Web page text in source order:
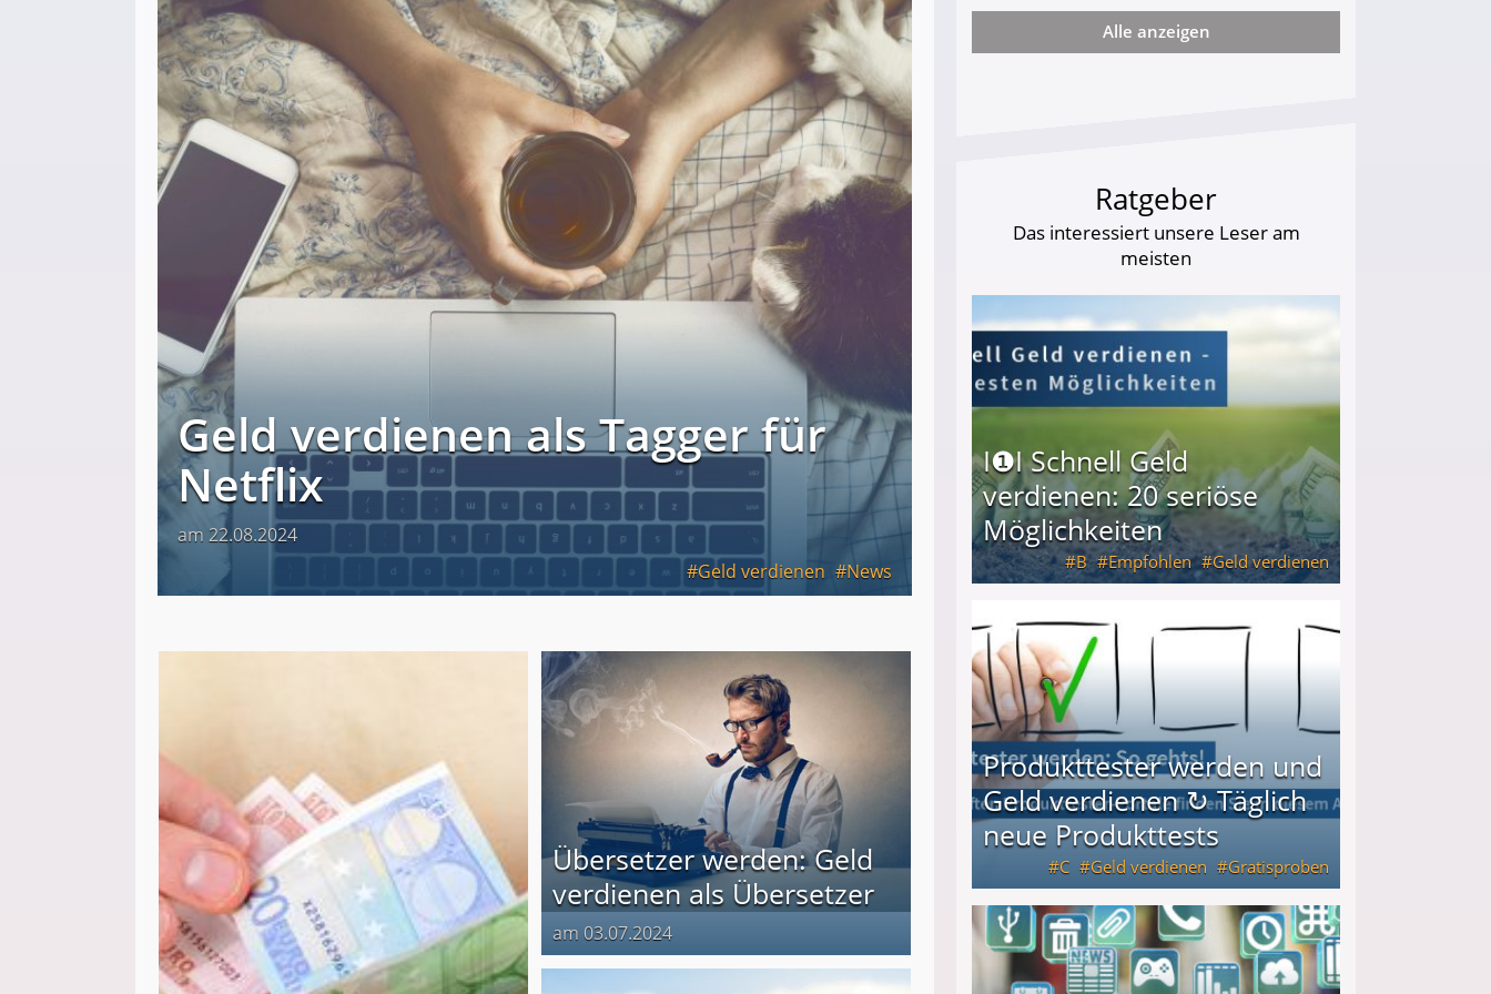
Geld verdienen als Tagger für
Netflix
am 22.08.2024
Geld verdienen
News
Übersetzer werden: Geld
verdienen als Übersetzer
am 03.07.2024
Nach öffentlichem Aufschrei: Hartz-IV-Bettler darf Geld behalten!
Alle anzeigen
Ratgeber
Das interessiert unsere Leser am
meisten
I❶I Schnell Geld
verdienen: 20 seriöse
Möglichkeiten
B Empfohlen Geld verdienen
I❶I Schnell Geld verdienen: 20 seriöse Möglichkeiten
Produkttester werden und
Geld verdienen ↻ Täglich
neue Produkttests
C Geld verdienen Gratisproben
Produkttester werden und Geld verdienen ↻ Täglich neue Produkttests